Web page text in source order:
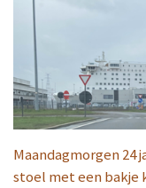
Maandagmorgen 24
stoel met een bakje